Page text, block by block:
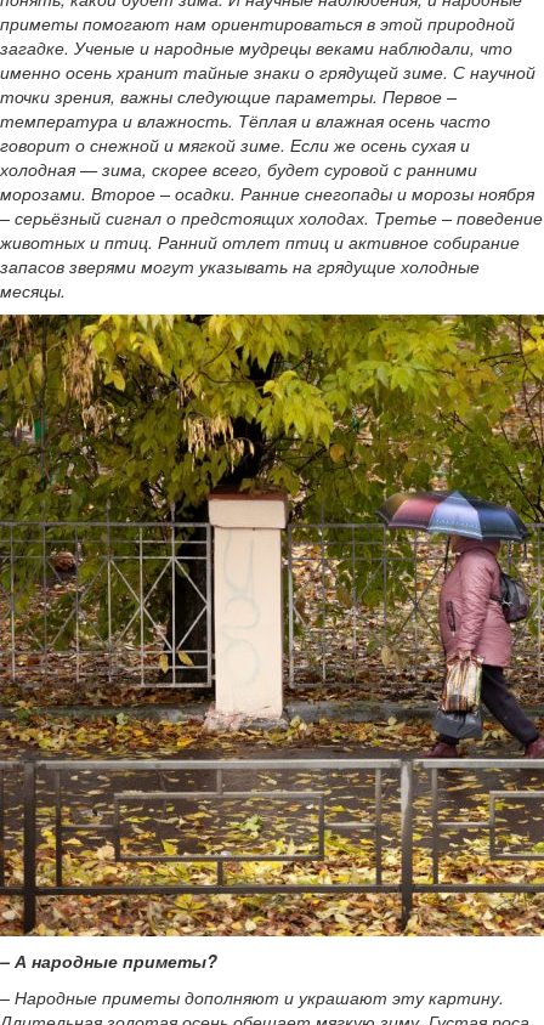
приметы помогают нам ориентироваться в этой природной
загадке. Ученые и народные мудрецы веками наблюдали, что
именно осень хранит тайные знаки о грядущей зиме. С научной
точки зрения, важны следующие параметры. Первое –
температура и влажность. Тёплая и влажная осень часто
говорит о снежной и мягкой зиме. Если же осень сухая и
холодная — зима, скорее всего, будет суровой с ранними
морозами. Второе – осадки. Ранние снегопады и морозы ноября
– серьёзный сигнал о предстоящих холодах. Третье – поведение
животных и птиц. Ранний отлет птиц и активное собирание
запасов зверями могут указывать на грядущие холодные
месяцы.
– А народные приметы?
– Народные приметы дополняют и украшают эту картину.